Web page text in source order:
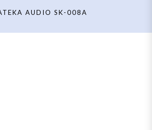
AUDIO SK-008A